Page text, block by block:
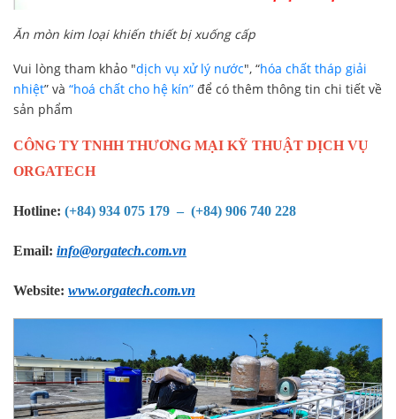
Ăn mòn kim loại khiến thiết bị xuống cấp
Vui lòng tham khảo "dịch vụ xử lý nước", “hóa chất tháp giải
nhiệt” và “hoá chất cho hệ kín” để có thêm thông tin chi tiết về
sản phẩm
CÔNG TY TNHH THƯƠNG MẠI KỸ THUẬT DỊCH VỤ
ORGATECH
Hotline: (+84) 934 075 179 – (+84) 906 740 228
Email: info@orgatech.com.vn
Website: www.orgatech.com.vn